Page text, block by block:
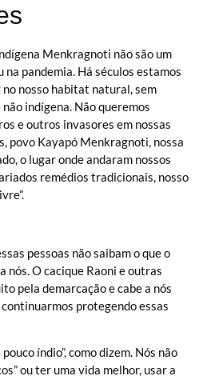
Menkragnoti não são um
na pandemia. Há séculos estamos
nosso habitat natural, sem
indígena. Não queremos
e outros invasores em nossas
povo Kayapó Menkragnoti, nossa
o lugar onde andaram nossos
remédios tradicionais, nosso
pessoas não saibam o que o
O cacique Raoni e outras
pela demarcação e cabe a nós
protegendo essas
índio”, como dizem. Nós não
ou ter uma vida melhor, usar a